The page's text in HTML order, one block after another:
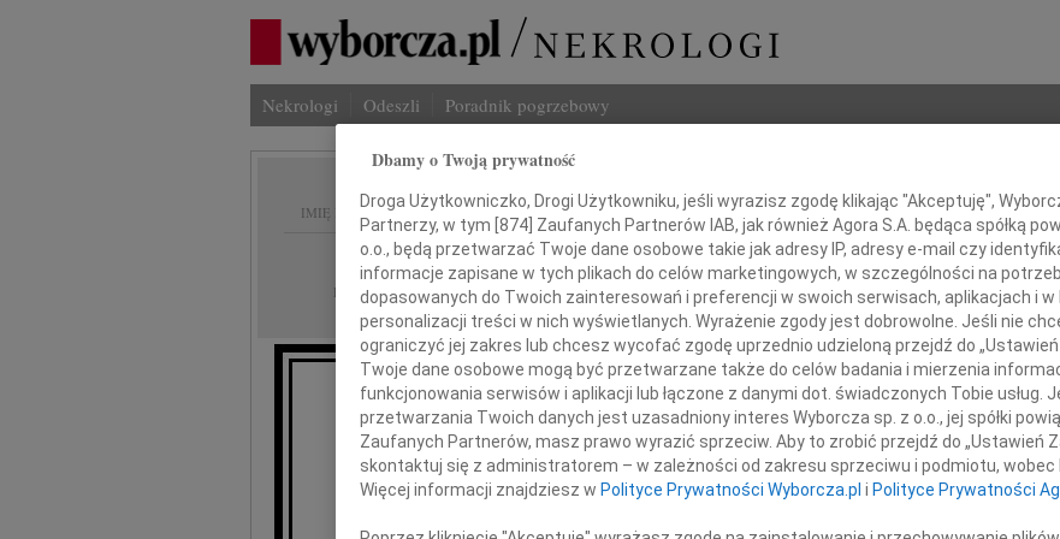
Nekrologi Odeszli Poradnik pogrzebowy
IMIĘ I NAZWISKO:
REGION: Warszawa
DATA EMISJI: 06.10.2009
Żegnamy
Marka Edelmana
Dla
Imię i
INNE
Z
Dbamy o Twoją prywatność
Droga Użytkowniczko, Drogi Użytkowniku, jeśli wyrazisz zgodę klikając "Akceptuję",
Partnerzy, w tym [874] Zaufanych Partnerów IAB, jak również Agora S.A. będąca spółką
o.o., będą przetwarzać Twoje dane osobowe takie jak adresy IP, adresy e-mail czy
informacje zapisane w tych plikach do celów marketingowych, w szczególności na
dopasowanych do Twoich zainteresowań i preferencji w swoich serwisach, aplikacjach i w
personalizacji treści w nich wyświetlanych. Wyrażenie zgody jest dobrowolne. Jeśli nie
ograniczyć jej zakres lub chcesz wycofać zgodę uprzednio udzieloną przejdź do „Ustawień
Twoje dane osobowe mogą być przetwarzane także do celów badania i mierzenia
funkcjonowania serwisów i aplikacji lub łączone z danymi dot. świadczonych Tobie usług.
przetwarzania Twoich danych jest uzasadniony interes Wyborcza sp. z o.o., jej spółki
Zaufanych Partnerów, masz prawo wyrazić sprzeciw. Aby to zrobić przejdź do „Ustawień
skontaktuj się z administratorem – w zależności od zakresu sprzeciwu i podmiotu, wobec
Więcej informacji znajdziesz w Polityce Prywatności Wyborcza.pl i Polityce Prywatności